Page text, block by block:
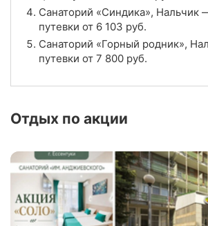
Цена в сутки от6 103 руб.
Рейтинг 4.1
Санаторий «Синдика», Нальчик
путевки от 6 103 руб.
Санаторий «Горный родник»,
путевки от 7 800 руб.
Отдых по акции